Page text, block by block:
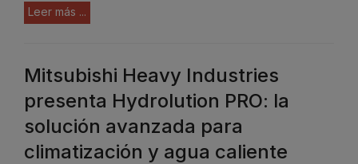
Leer más ...
Mitsubishi Heavy Industries
presenta Hydrolution PRO: la
solución avanzada para
climatización y agua caliente